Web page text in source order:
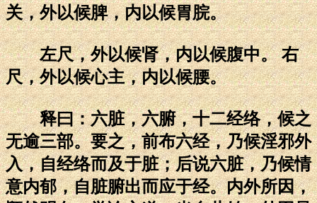
关，外以候脾，内以候胃脘。
左尺，外以候肾，内以候腹中。 右
尺，外以候心主，内以候腰。
释曰：六脏，六腑，十二经络，候之
无逾三部。要之，前布六经，乃候淫邪外
入，自经络而及于脏；后说六脏，乃候情
意内郁，自脏腑出而应于经。内外所因，